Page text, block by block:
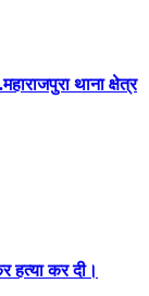
थाना क्षेत्र
हत्या कर दी।